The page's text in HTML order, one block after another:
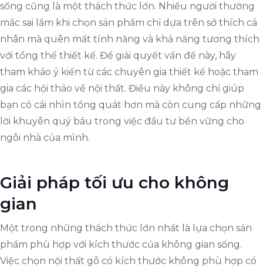
sống cũng là một thách thức lớn. Nhiều người thường
mắc sai lầm khi chọn sản phẩm chỉ dựa trên sở thích cá
nhân mà quên mất tính năng và khả năng tương thích
với tổng thể thiết kế. Để giải quyết vấn đề này, hãy
tham khảo ý kiến từ các chuyên gia thiết kế hoặc tham
gia các hội thảo về nội thất. Điều này không chỉ giúp
bạn có cái nhìn tổng quát hơn mà còn cung cấp những
lời khuyên quý báu trong việc đầu tư bền vững cho
ngôi nhà của mình.
Giải pháp tối ưu cho không
gian
Một trong những thách thức lớn nhất là lựa chọn sản
phẩm phù hợp với kích thước của không gian sống.
Việc chọn nội thất gỗ có kích thước không phù hợp có